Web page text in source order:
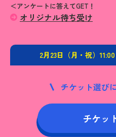
オリジナル待ち受け
＜アンケートに答えてGET！
2月23日（月・祝）
チケット選び
チケッ